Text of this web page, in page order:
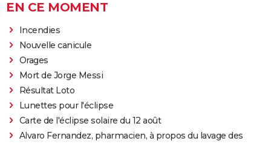
EN CE MOMENT
Incendies
Nouvelle canicule
Orages
Mort de Jorge Messi
Résultat Loto
Lunettes pour l'éclipse
Carte de l'éclipse solaire du 12 août
Alvaro Fernandez, pharmacien, à propos du lavage des